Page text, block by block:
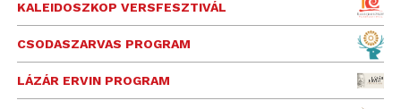
KALEIDOSZKOP VERSFESZTIVÁL
CSODASZARVAS PROGRAM
LÁZÁR ERVIN PROGRAM